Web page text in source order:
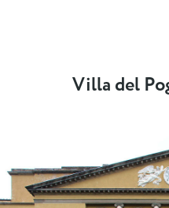
Villa del